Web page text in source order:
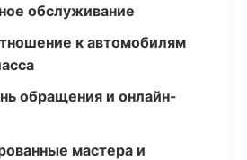
обслуживание
к автомобилям
обращения и онлайн-
мастера и